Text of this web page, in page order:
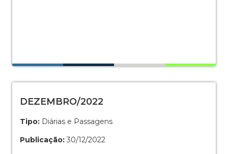
DEZEMBRO/2022
Tipo: Diárias e Passagens
Publicação: 30/12/2022